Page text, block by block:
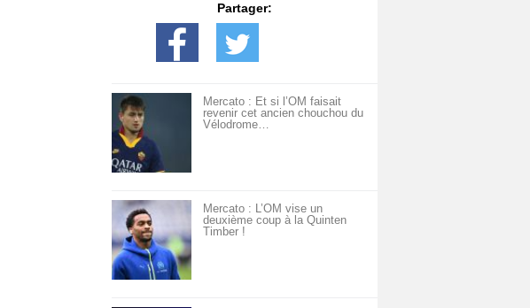
Partager:
Mercato : Et si l’OM faisait
revenir cet ancien chouchou du
Vélodrome…
Mercato : L’OM vise un
deuxième coup à la Quinten
Timber !